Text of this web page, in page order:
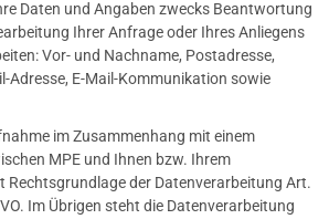
Daten und Angaben zwecks Beantwortung
Ihrer Anfrage oder Ihres Anliegens
Vor- und Nachname, Postadresse,
Adresse, E-Mail-Kommunikation sowie
im Zusammenhang mit einem
MPE und Ihnen bzw. Ihrem
Rechtsgrundlage der Datenverarbeitung Art.
Im Übrigen steht die Datenverarbeitung